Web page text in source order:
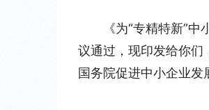
《为“专精特新”
议通过，现印发给你
国务院促进中小企业发